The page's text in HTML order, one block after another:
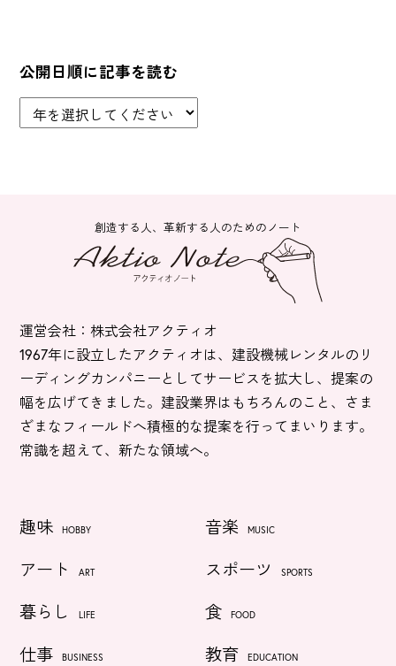
公開日順に記事を読む
創造する人、革新する人のためのノート
運営会社：株式会社アクティオ
1967年に設立したアクティオは、建設機械レンタルのリ
ーディングカンパニーとしてサービスを拡大し、提案の
幅を広げてきました。建設業界はもちろんのこと、さま
ざまなフィールドへ積極的な提案を行ってまいります。
常識を超えて、新たな領域へ。
趣味 HOBBY 音楽 MUSIC
アート ART スポーツ SPORTS
暮らし LIFE 食 FOOD
仕事 BUSINESS 教育 EDUCATION